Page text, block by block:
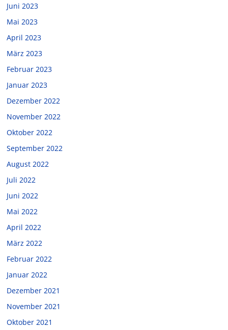
Juni 2023
Mai 2023
April 2023
März 2023
Februar 2023
Januar 2023
Dezember 2022
November 2022
Oktober 2022
September 2022
August 2022
Juli 2022
Juni 2022
Mai 2022
April 2022
März 2022
Februar 2022
Januar 2022
Dezember 2021
November 2021
Oktober 2021